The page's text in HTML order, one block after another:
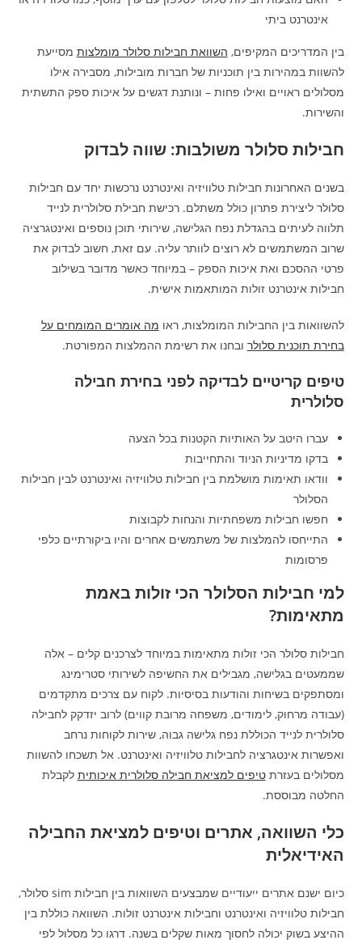
אינטרנט ביתי
בין המדריכים המקיפים, השוואת חבילות סלולר מומלצות מסייעת
להשוות במהירות בין תוכניות של חברות מובילות, מסבירה אילו
מסלולים ראויים ואילו פחות – ונותנת דגשים על איכות ספק התשתית
והשירות.
חבילות סלולר משולבות: שווה לבדוק
בשנים האחרונות חבילות טלוויזיה ואינטרנט נרכשות יחד עם חבילות
סלולר ליצירת פתרון כולל משתלם. רכישת חבילת סלולרית לנייד
תלווה לעיתים בהגדלת נפח הגלישה, שירותי תוכן נוספים ואינטגרציה
שרוב המשתמשים לא רוצים לוותר עליה. עם זאת, חשוב לבדוק את
פרטי ההסכם ואת איכות הספק – במיוחד כאשר מדובר בשילוב
חבילות אינטרנט זולות המותאמות אישית.
להשוואות בין החבילות המומלצות, ראו מה אומרים המומחים על
בחירת תוכנית סלולר ובחנו את רשימת ההמלצות המפורטת.
טיפים קריטיים לבדיקה לפני בחירת חבילה
סלולרית
עברו היטב על האותיות הקטנות בכל הצעה
בדקו מדיניות הניוד והתחייבות
וודאו תאימות מושלמת בין חבילות טלוויזיה ואינטרנט לבין חבילות
הסלולר
חפשו חבילות משפחתיות והנחות לקבוצות
התייחסו להמלצות של משתמשים אחרים והיו ביקורתיים כלפי
פרסומות
למי חבילות הסלולר הכי זולות באמת
מתאימות?
חבילות סלולר הכי זולות מתאימות במיוחד לצרכנים קלים – אלה
שממעטים בגלישה, מגבילים את החשיפה לשירותי סטרימינג
ומסתפקים בשיחות והודעות בסיסיות. לקוח עם צרכים מתקדמים
(עבודה מרחוק, לימודים, משפחה מרובת קווים) לרוב יזדקק לחבילה
סלולרית לנייד הכוללת נפח גלישה גבוה, שירות לקוחות נרחב
ואפשרות אינטגרציה לחבילות טלוויזיה ואינטרנט. אל תשכחו להשוות
מסלולים בעזרתטיפים למציאת חבילה סלולרית איכותית לקבלת
החלטה מבוססת.
כלי השוואה, אתרים וטיפים למציאת החבילה
האידיאלית
כיום ישנם אתרים ייעודיים שמבצעים השוואות בין חבילות sim סלולר,
חבילות טלוויזיה ואינטרנט וחבילות אינטרנט זולות. השוואה כוללת בין
ההיצע בשוק יכולה לחסוך מאות שקלים בשנה. דרגו כל מסלול לפי